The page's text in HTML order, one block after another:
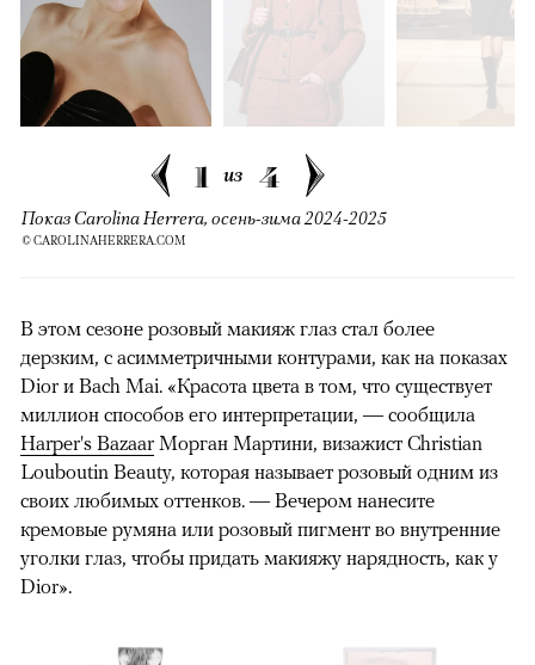
1 из 4
Показ Carolina Herrera, осень-зима 2024-2025
© CAROLINAHERRERA.COM
В этом сезоне розовый макияж глаз стал более
дерзким, с асимметричными контурами, как на показах
Dior и Bach Mai. «Красота цвета в том, что существует
миллион способов его интерпретации, — сообщила
Harper's Bazaar Морган Мартини, визажист Christian
Louboutin Beauty, которая называет розовый одним из
своих любимых оттенков. — Вечером нанесите
кремовые румяна или розовый пигмент во внутренние
уголки глаз, чтобы придать макияжу нарядность, как у
Dior».